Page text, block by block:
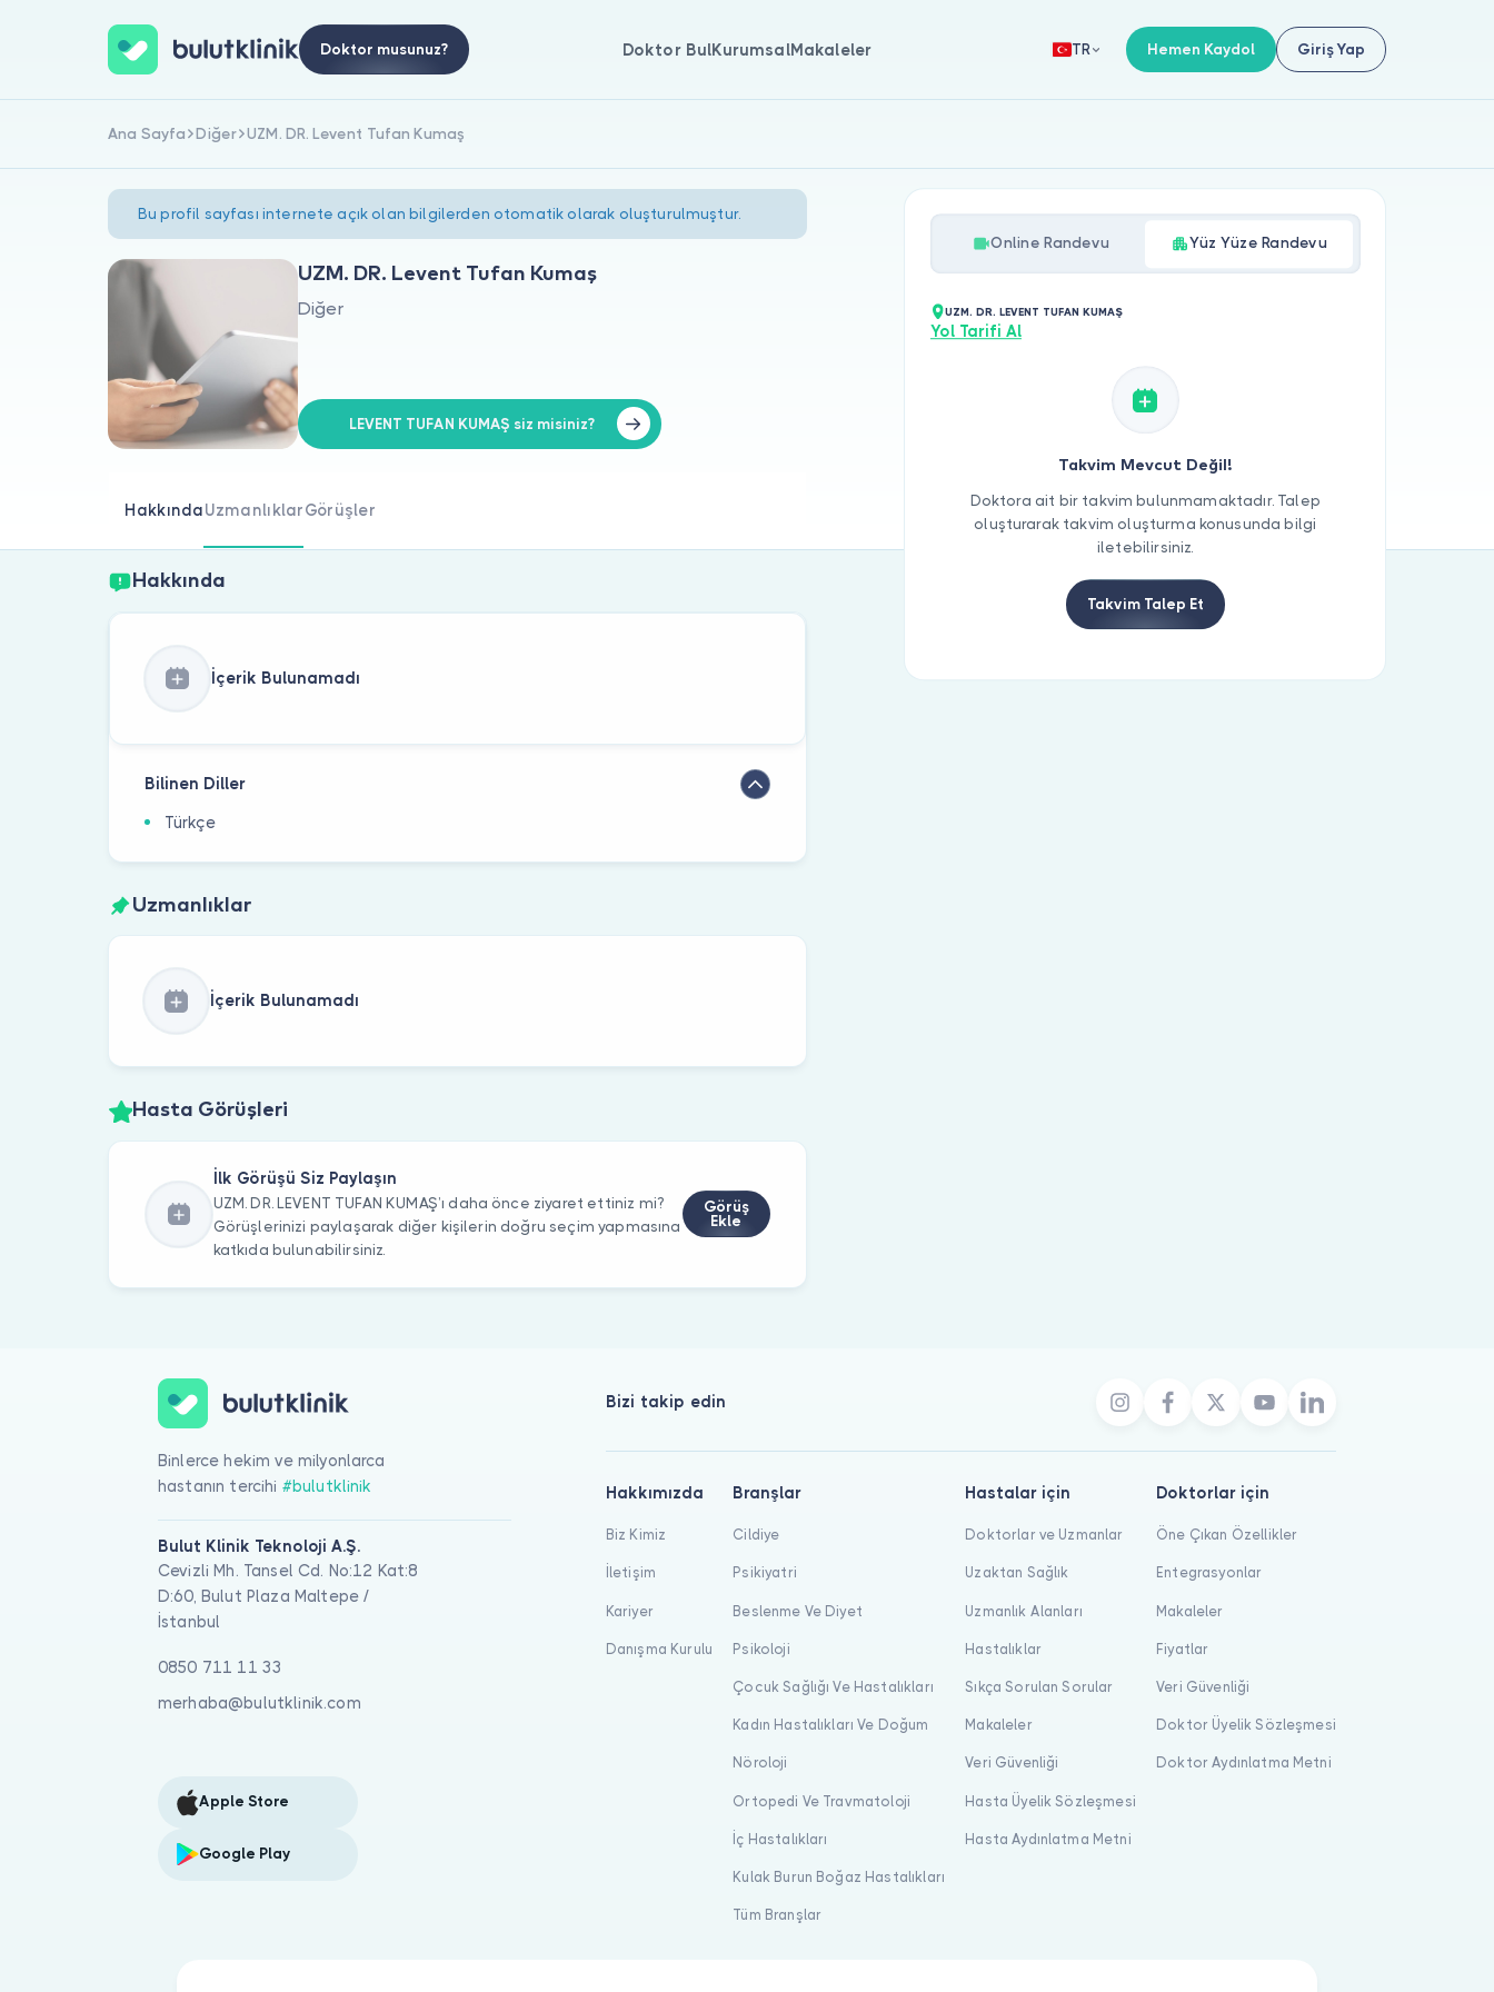
Doktor musunuz? Doktor BulKurumsalMakaleler TR Hemen Kaydol Giriş Yap
Ana Sayfa Diğer UZM. DR. Levent Tufan Kumaş
Bu profil sayfası internete açık olan bilgilerden otomatik olarak oluşturulmuştur.
UZM. DR. Levent Tufan Kumaş
Diğer
LEVENT TUFAN KUMAŞ siz misiniz?
HakkındaUzmanlıklarGörüşler
Hakkında
İçerik Bulunamadı
Bilinen Diller
Türkçe
Uzmanlıklar
İçerik Bulunamadı
Hasta Görüşleri
İlk Görüşü Siz Paylaşın
UZM. DR. LEVENT TUFAN KUMAŞ’ı daha önce ziyaret ettiniz mi?
Görüşlerinizi paylaşarak diğer kişilerin doğru seçim yapmasına
katkıda bulunabilirsiniz.
Görüş
Ekle
Online Randevu Yüz Yüze Randevu
UZM. DR. LEVENT TUFAN KUMAŞ
Yol Tarifi Al
Takvim Mevcut Değil!
Doktora ait bir takvim bulunmamaktadır. Talep
oluşturarak takvim oluşturma konusunda bilgi
iletebilirsiniz.
Takvim Talep Et
Binlerce hekim ve milyonlarca
hastanın tercihi #bulutklinik
Bulut Klinik Teknoloji A.Ş.
Cevizli Mh. Tansel Cd. No:12 Kat:8
D:60, Bulut Plaza Maltepe /
İstanbul
0850 711 11 33
merhaba@bulutklinik.com
Apple Store
Google Play
Bizi takip edin
Hakkımızda
Biz Kimiz
İletişim
Kariyer
Danışma Kurulu
Branşlar
Cildiye
Psikiyatri
Beslenme Ve Diyet
Psikoloji
Çocuk Sağlığı Ve Hastalıkları
Kadın Hastalıkları Ve Doğum
Nöroloji
Ortopedi Ve Travmatoloji
İç Hastalıkları
Kulak Burun Boğaz Hastalıkları
Tüm Branşlar
Hastalar için
Doktorlar ve Uzmanlar
Uzaktan Sağlık
Uzmanlık Alanları
Hastalıklar
Sıkça Sorulan Sorular
Makaleler
Veri Güvenliği
Hasta Üyelik Sözleşmesi
Hasta Aydınlatma Metni
Doktorlar için
Öne Çıkan Özellikler
Entegrasyonlar
Makaleler
Fiyatlar
Veri Güvenliği
Doktor Üyelik Sözleşmesi
Doktor Aydınlatma Metni